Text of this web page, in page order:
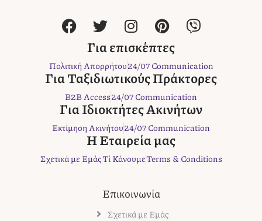
F
a
e
b
o
o
k
T
w
i
t
t
e
r
I
n
s
t
a
g
r
a
m
P
i
n
t
e
r
e
s
t
V
i
e
r
Για επισκέπτες
Πολιτική Απορρήτου24/07 Communication
Για Ταξιδιωτικούς Πράκτορες
B2B Access24/07 Communication
Για Ιδιοκτήτες Ακινήτων
Εκτίμηση Ακινήτου24/07 Communication
Η Εταιρεία μας
Σχετικά με ΕμάςΤί ΚάνουμεTerms & Conditions
Επικοινωνία
Σχετικά με Εμάς